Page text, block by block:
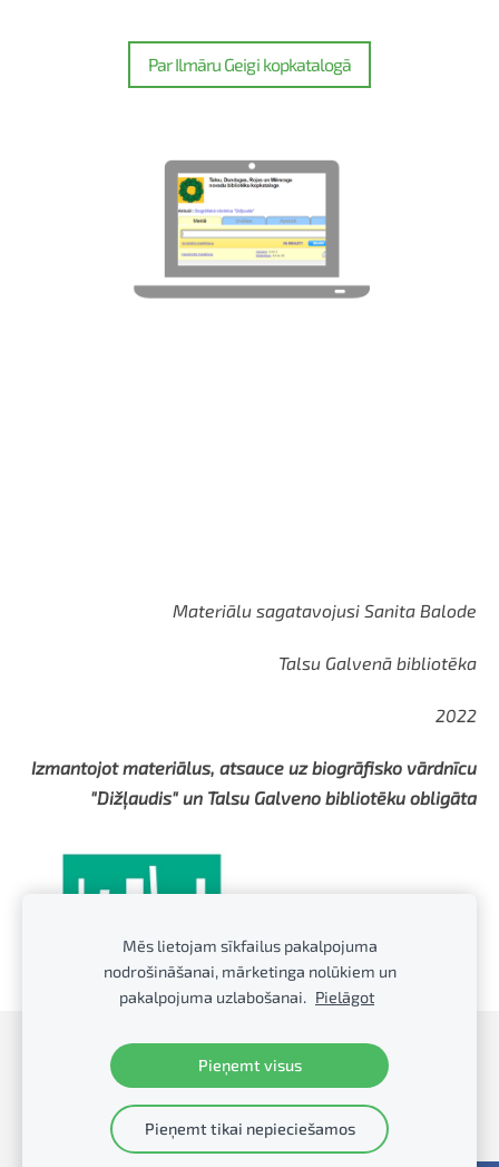
Par Ilmāru Geigi kopkatalogā
Materiālu sagatavojusi Sanita Balode
Talsu Galvenā bibliotēka
2022
Izmantojot materiālus, atsauce uz biogrāfisko vārdnīcu
"Dižļaudis" un Talsu Galveno bibliotēku obligāta
Talsu Galvenā bibliotēka
Mēs lietojam sīkfailus pakalpojuma
nodrošināšanai, mārketinga nolūkiem un
pakalpojuma uzlabošanai. Pielāgot
Pieņemt visus
Pieņemt tikai nepieciešamos